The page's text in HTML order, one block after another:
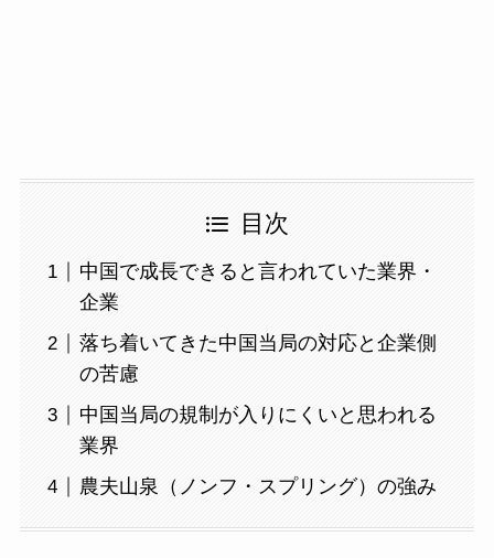
目次
中国で成長できると言われていた業界・
企業
落ち着いてきた中国当局の対応と企業側
の苦慮
中国当局の規制が入りにくいと思われる
業界
農夫山泉（ノンフ・スプリング）の強み